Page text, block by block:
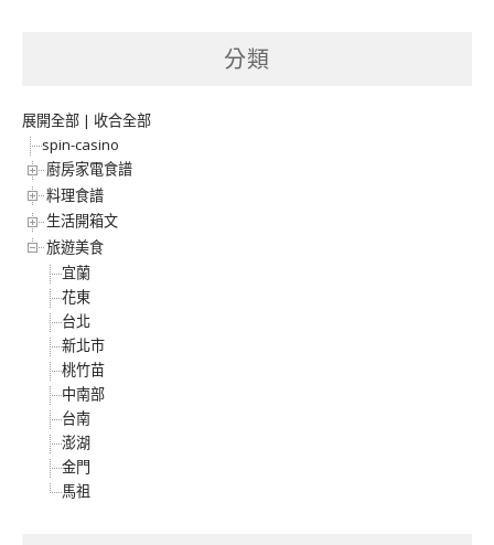
分類
展開全部 | 收合全部
spin-casino
廚房家電食譜
料理食譜
生活開箱文
旅遊美食
宜蘭
花東
台北
新北市
桃竹苗
中南部
台南
澎湖
金門
馬祖